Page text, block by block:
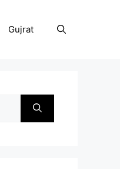
Gujrat